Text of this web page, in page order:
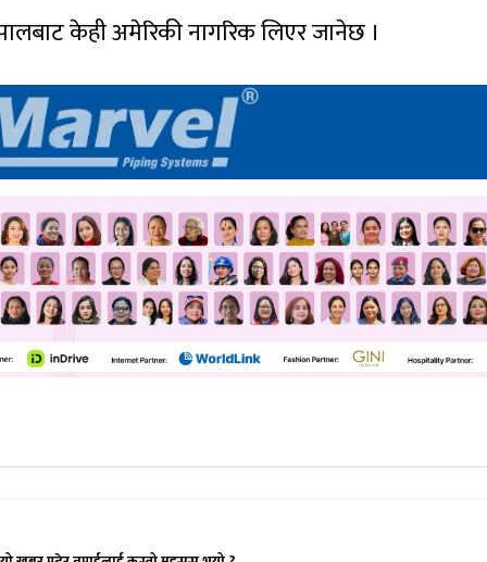
केही अमेरिकी नागरिक लिएर जानेछ ।